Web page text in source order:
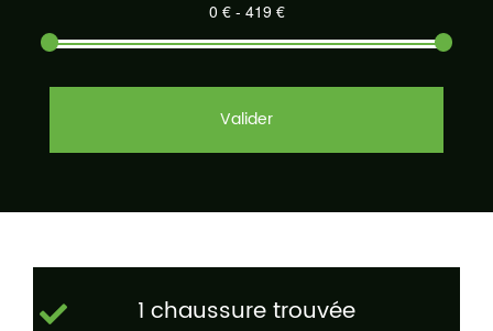
Valider
1 chaussure trouvée